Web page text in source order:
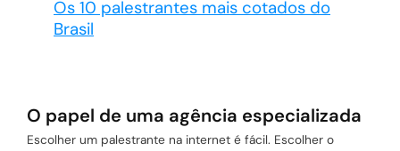
Os 10 palestrantes mais cotados do
Brasil
O papel de uma agência especializada
Escolher um palestrante na internet é fácil. Escolher o